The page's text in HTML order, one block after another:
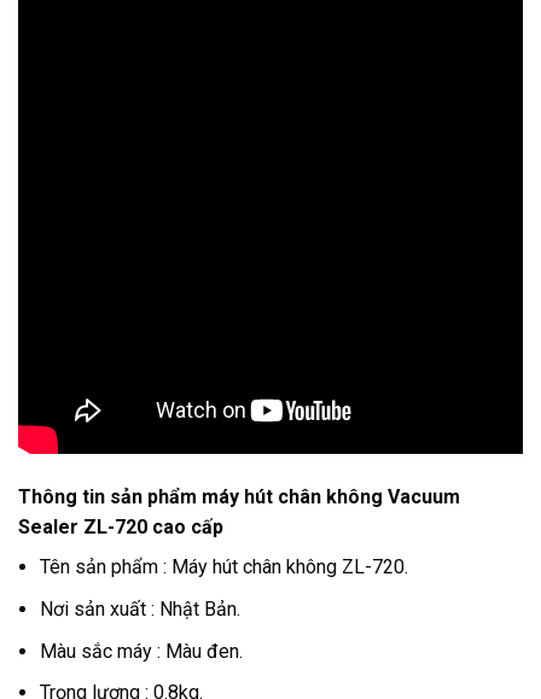
Thông tin sản phẩm máy hút chân không Vacuum
Sealer ZL-720 cao cấp
Tên sản phẩm : Máy hút chân không ZL-720.
Nơi sản xuất : Nhật Bản.
Màu sắc máy : Màu đen.
Trọng lượng : 0.8kg.